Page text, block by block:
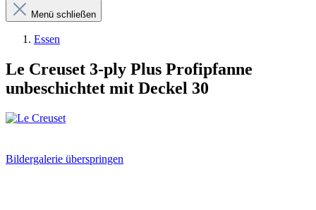
Menü schließen
Essen
Le Creuset 3-ply Plus Profipfanne
unbeschichtet mit Deckel 30
Bildergalerie überspringen